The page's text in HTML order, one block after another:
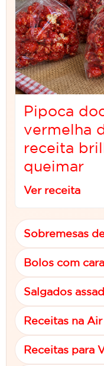
Pipoca
vermelha
receita
queimar
Ver receita
Sobremesas
Bolos com
Salgados
Receitas na
Receitas para